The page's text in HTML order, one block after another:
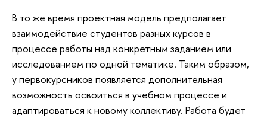
В то же время проектная модель предполагает
взаимодействие студентов разных курсов в
процессе работы над конкретным заданием или
исследованием по одной тематике. Таким образом,
у первокурсников появляется дополнительная
возможность освоиться в учебном процессе и
адаптироваться к новому коллективу. Работа будет